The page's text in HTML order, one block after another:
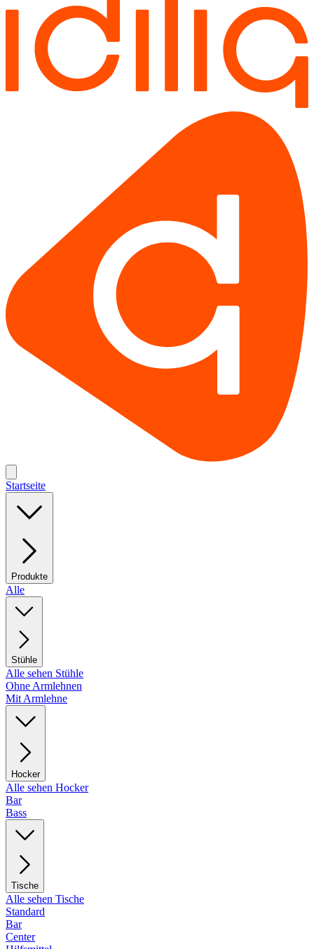
Startseite
Produkte
Alle
Stühle
Alle sehen Stühle
Ohne Armlehnen
Mit Armlehne
Hocker
Alle sehen Hocker
Bar
Bass
Tische
Alle sehen Tische
Standard
Bar
Center